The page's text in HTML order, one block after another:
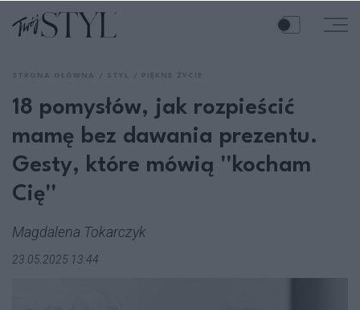
18 pomysłów, jak rozpieścić
mamę bez dawania prezentu.
Gesty, które mówią ''kocham
Cię''
Magdalena Tokarczyk
23.05.2025 13:44